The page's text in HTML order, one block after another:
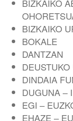
BIZKAIKO
BIZKAIKO
BOKALE
DANTZAN
DINDAIA
DUGUNA –
EGI –
EHAZE –